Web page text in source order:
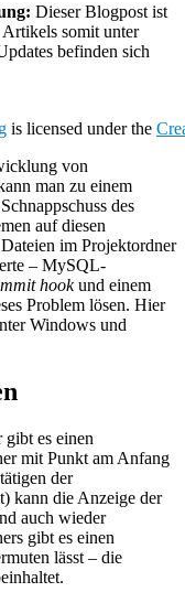
Dieser Blogpost ist
Artikels somit unter
befinden sich
is licensed under the
von
man zu einem
des
auf diesen
im Projektordner
– MySQL-
hookund einem
Problem lösen. Hier
Windows und
es einen
mit Punkt am Anfang
der
kann die Anzeige der
auch wieder
gibt es einen
lässt – die